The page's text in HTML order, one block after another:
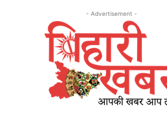
- Advertisement -